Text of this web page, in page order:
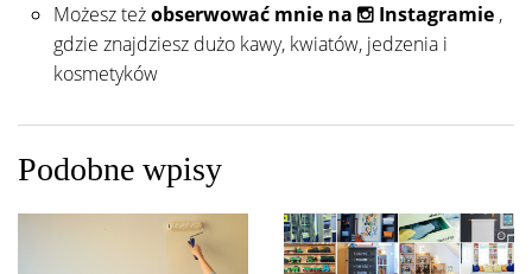
Możesz teżobserwować mnie na Instagramie ,
gdzie znajdziesz dużo kawy, kwiatów, jedzenia i
kosmetyków
Podobne wpisy